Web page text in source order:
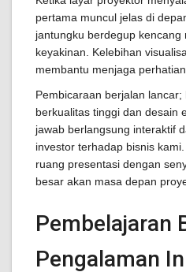
pertama muncul jelas di
jantungku berdegup kencang
keyakinan. Kelebihan
membantu menjaga
Pembicaraan berjalan
berkualitas tinggi dan desain
jawab berlangsung interaktif
investor terhadap bisnis
ruang presentasi dengan
besar akan masa depan
Pembelajaran
Pengalaman